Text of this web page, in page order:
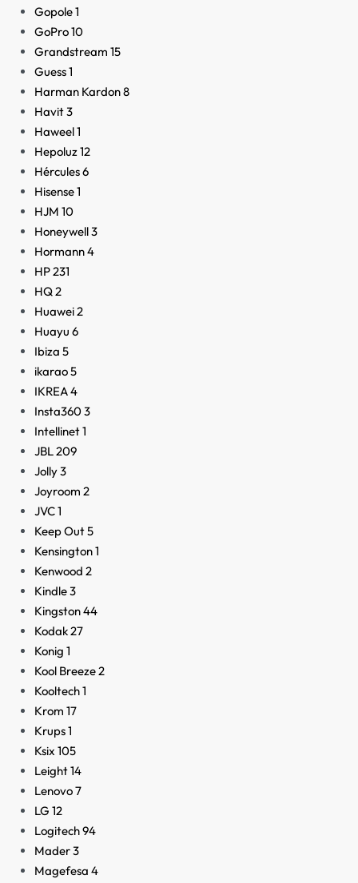
Gopole1
GoPro10
Grandstream 15
Guess1
Harman Kardon8
Havit3
Haweel1
Hepoluz12
Hércules6
Hisense1
HJM 10
Honeywell3
Hormann4
HP231
HQ2
Huawei2
Huayu 6
Ibiza 5
ikarao5
IKREA4
Insta3603
Intellinet1
JBL209
Jolly3
Joyroom 2
JVC1
Keep Out5
Kensington1
Kenwood 2
Kindle3
Kingston44
Kodak27
Konig 1
Kool Breeze2
Kooltech1
Krom 17
Krups1
Ksix 105
Leight14
Lenovo7
LG 12
Logitech94
Mader3
Magefesa 4